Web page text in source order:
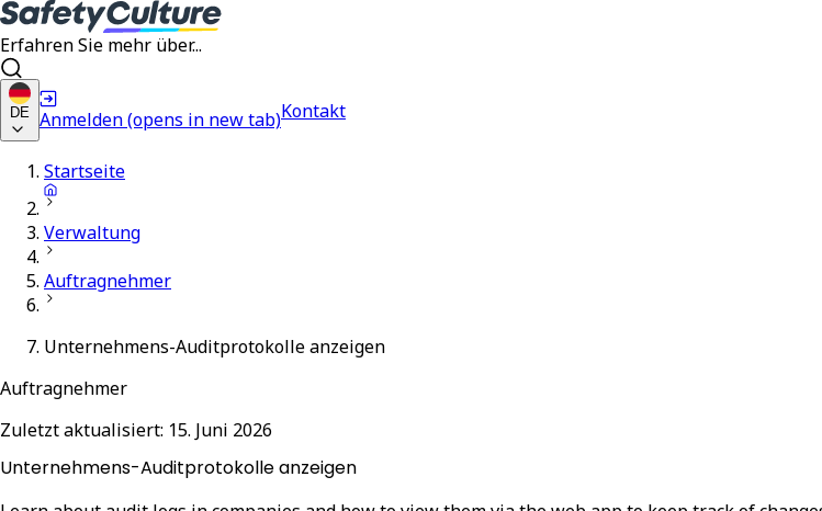
Erfahren Sie mehr über...
DE Anmelden(opens in new tab)Kontakt
Startseite
Verwaltung
Auftragnehmer
Unternehmens-Auditprotokolle anzeigen
Auftragnehmer
Zuletzt aktualisiert: 15. Juni 2026
Unternehmens-Auditprotokolle anzeigen